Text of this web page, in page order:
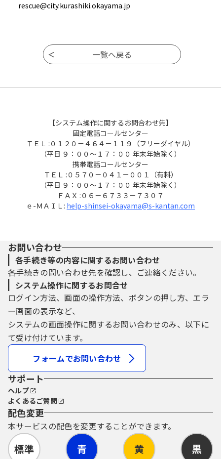
rescue@city.kurashiki.okayama.jp
【システム操作に関するお問合わせ先】
固定電話コールセンター
ＴＥＬ :０１２０－４６４－１１９（フリーダイヤル）
（平日 ９：００～１７：００ 年末年始除く）
携帯電話コールセンター
ＴＥＬ :０５７０－０４１－００１（有料）
（平日 ９：００～１７：００ 年末年始除く）
ＦＡＸ :０６－６７３３－７３０７
ｅ-ＭＡＩＬ: help-shinsei-okayama@s-kantan.com
お問い合わせ
各手続き等の内容に関するお問い合わせ
各手続きの問い合わせ先を確認し、ご連絡ください。
システム操作に関するお問合せ
ログイン方法、画面の操作方法、ボタンの押し方、エラ
ー画面の表示など、
システムの画面操作に関するお問い合わせのみ、以下に
て受け付けています。
フォームでお問い合わせ
サポート
ヘルプ
よくあるご質問
配色変更
本サービスの配色を変更することができます。
標準 青 黄 黒